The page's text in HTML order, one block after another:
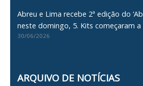
Abreu e Lima recebe 2ª edição do
neste domingo, 5. Kits começaram a
30/06/2026
ARQUIVO DE NOTÍCIAS